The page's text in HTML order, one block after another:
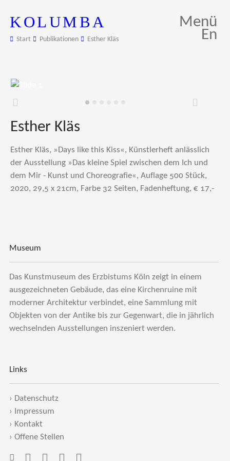
KOLUMBA
Start Publikationen Esther Kläs
Menü
En
Zurück Weiter
Esther Kläs
Esther Kläs, »Days like this Kiss«, Künstlerheft anlässlich
der Ausstellung »Das kleine Spiel zwischen dem Ich und
dem Mir - Kunst und Choreografie«, Auflage 500 Stück,
2020, 29,5 x 21cm, Farbe 32 Seiten, Fadenheftung, € 17,-
Museum
Das Kunstmuseum des Erzbistums Köln zeigt in einem
ausgezeichneten Gebäude, das eine Kirchenruine mit
moderner Architektur verbindet, eine Sammlung mit
Objekten von der Antike bis zur Gegenwart, die in jährlich
wechselnden Ausstellungen inszeniert werden.
Links
› Datenschutz
›
Impressum
› Kontakt
› Offene Stellen